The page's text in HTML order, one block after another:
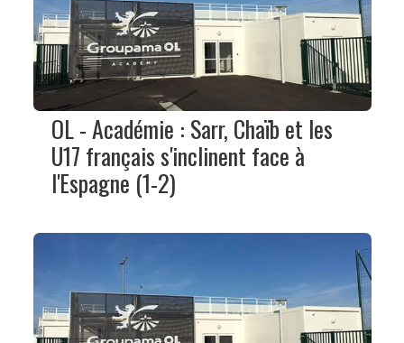
OL - Académie : Sarr, Chaïb et les
U17 français s'inclinent face à
l'Espagne (1-2)